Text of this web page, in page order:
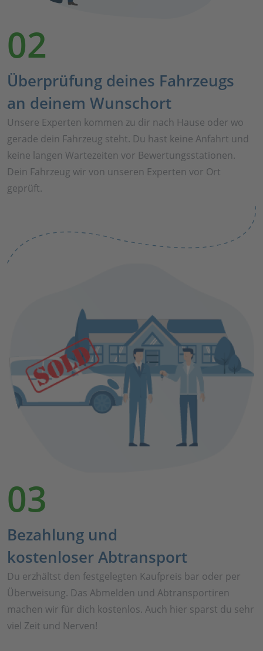
02
Überprüfung deines Fahrzeugs
an deinem Wunschort
Unsere Experten kommen zu dir nach Hause oder wo
gerade dein Fahrzeug steht. Du hast keine Anfahrt und
keine langen Wartezeiten vor Bewertungsstationen.
Dein Fahrzeug wir von unseren Experten vor Ort
geprüft.
03
Bezahlung und
kostenloser Abtransport
Du erzhältst den festgelegten Kaufpreis bar oder per
Überweisung. Das Abmelden und Abtransportiren
machen wir für dich kostenlos. Auch hier sparst du sehr
viel Zeit und Nerven!